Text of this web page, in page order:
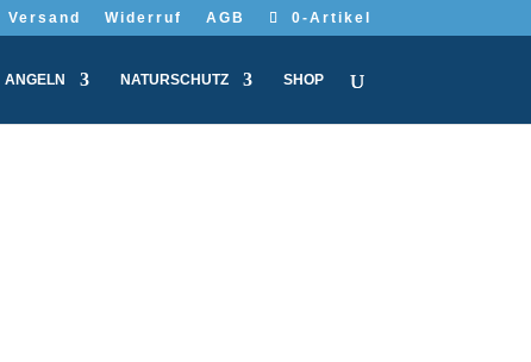
Versand Widerruf AGB 0-Artikel
ANGELN NATURSCHUTZ SHOP